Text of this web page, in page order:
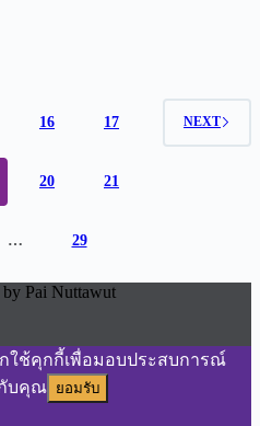
16 17
20 21
… 29
NEXT
Pai Nuttawut
ใช้คุกกี้เพื่อมอบประสบการณ์
กับคุณ
ยอมรับ